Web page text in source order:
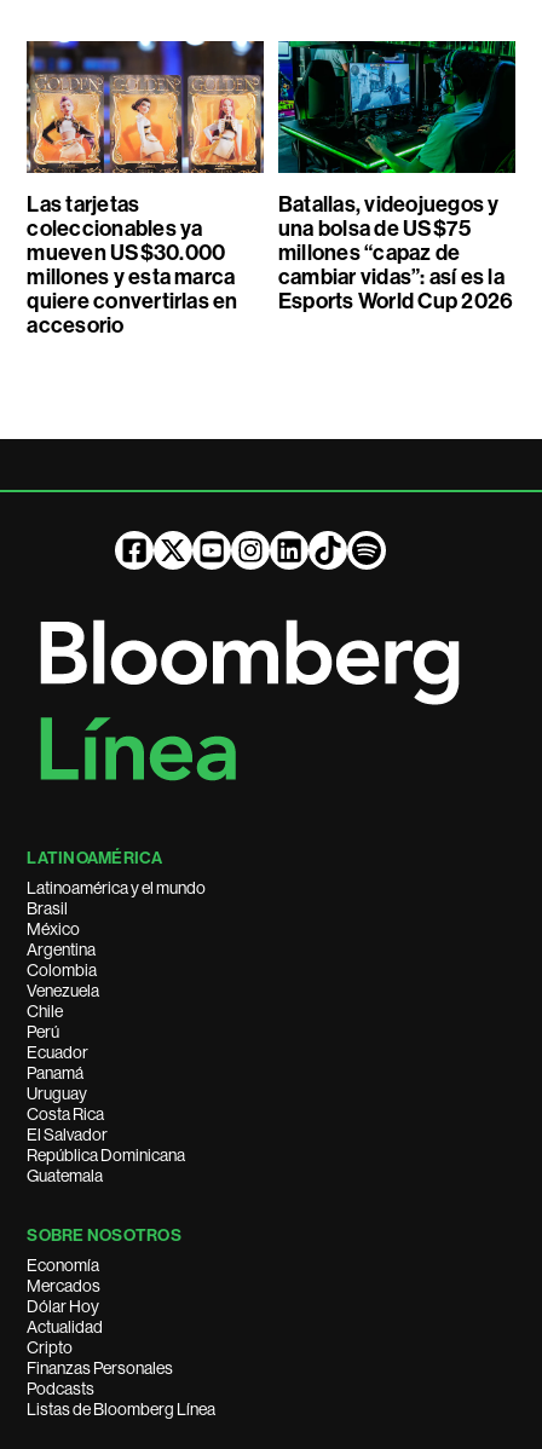
Las tarjetas
coleccionables ya
mueven US$30.000
millones y esta marca
quiere convertirlas en
accesorio
Batallas, videojuegos y
una bolsa de US$75
millones “capaz de
cambiar vidas”: así es la
Esports World Cup 2026
LATINOAMÉRICA
Latinoamérica y el mundo
Brasil
México
Argentina
Colombia
Venezuela
Chile
Perú
Ecuador
Panamá
Uruguay
Costa Rica
El Salvador
República Dominicana
Guatemala
SOBRE NOSOTROS
Economía
Mercados
Dólar Hoy
Actualidad
Cripto
Finanzas Personales
Podcasts
Listas de Bloomberg Línea